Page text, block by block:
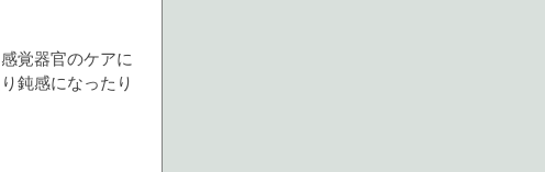
覚器官のケアに
鈍感になったり